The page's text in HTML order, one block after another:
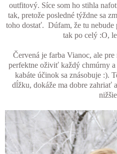
outfitový. Síce som ho stihla
tak, pretože posledné týždne sa
toho dostať. Dúfam, že tu
tak po celý :O,
Červená je farba Vianoc, ale
perfektne oživiť každý chmúrny
kabáte účinok sa znásobuje :).
dĺžku, dokáže ma dobre zahriať